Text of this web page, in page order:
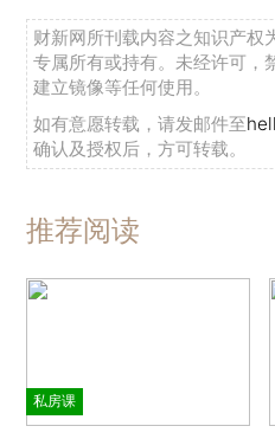
财新网所刊载内容之知识产权
专属所有或持有。未经许可，
建立镜像等任何使用。
如有意愿转载，请发邮件至
确认及授权后，方可转载。
推荐阅读
私房课